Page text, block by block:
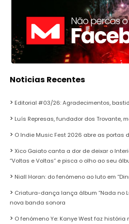
Noticias Recentes
Editorial #03/26: Agradecimentos,
Luís Represas, fundador dos Trovante,
O Indie Music Fest 2026 abre as portas
Xico Gaiato canta a dor de deixar o
“Voltas e Voltas” e pisca o olho ao seu
Niall Horan: do fenómeno ao luto em
Criatura-dança lança álbum “Nada no
nova banda sonora
O fenómeno Ye: Kanye West faz história